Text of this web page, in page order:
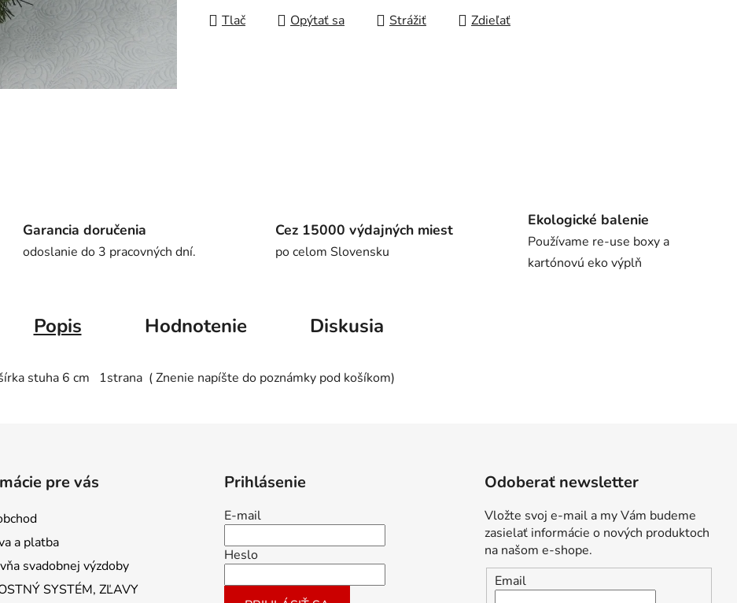
Tlač Opýtať sa Strážiť Zdieľať
Garancia doručenia
odoslanie do 3 pracovných dní.
Cez 15000 výdajných miest
po celom Slovensku
Ekologické balenie
Používame re-use boxy a
kartónovú eko výplň
Popis Hodnotenie Diskusia
stuha 6 cm 1strana ( Znenie napíšte do poznámky pod košíkom)
pre vás
a platba
svadobnej výzdoby
SYSTÉM, ZĽAVY
Prihlásenie
E-mail
Heslo
Odoberať newsletter
Vložte svoj e-mail a my Vám budeme
zasielať informácie o nových produktoch
na našom e-shope.
Email